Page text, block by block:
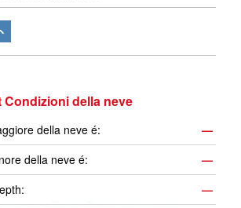
della neve
della neve é:
—
della neve é:
—
—